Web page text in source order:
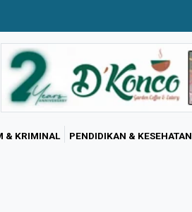
& KRIMINAL PENDIDIKAN & KESEHATAN